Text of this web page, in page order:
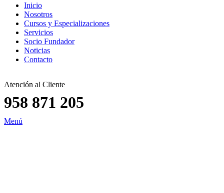
Inicio
Nosotros
Cursos y Especializaciones
Servicios
Socio Fundador
Noticias
Contacto
Atención al Cliente
958 871 205
Menú